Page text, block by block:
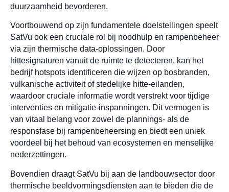
duurzaamheid bevorderen.
Voortbouwend op zijn fundamentele doelstellingen speelt
SatVu ook een cruciale rol bij noodhulp en rampenbeheer
via zijn thermische data-oplossingen. Door
hittesignaturen vanuit de ruimte te detecteren, kan het
bedrijf hotspots identificeren die wijzen op bosbranden,
vulkanische activiteit of stedelijke hitte-eilanden,
waardoor cruciale informatie wordt verstrekt voor tijdige
interventies en mitigatie-inspanningen. Dit vermogen is
van vitaal belang voor zowel de plannings- als de
responsfase bij rampenbeheersing en biedt een uniek
voordeel bij het behoud van ecosystemen en menselijke
nederzettingen.
Bovendien draagt SatVu bij aan de landbouwsector door
thermische beeldvormingsdiensten aan te bieden die de